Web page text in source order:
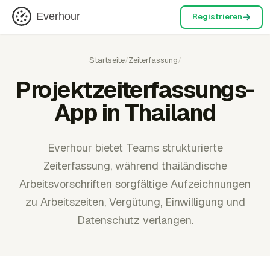
Everhour Registrieren
Startseite/Zeiterfassung/
Projektzeiterfassungs-
App in Thailand
Everhour bietet Teams strukturierte
Zeiterfassung, während thailändische
Arbeitsvorschriften sorgfältige Aufzeichnungen
zu Arbeitszeiten, Vergütung, Einwilligung und
Datenschutz verlangen.